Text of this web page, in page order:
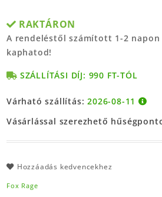
RAKTÁRON
A rendeléstől számított 1-2 napon
kaphatod!
SZÁLLÍTÁSI DÍJ: 990 FT-TÓL
Várható szállítás:2026-08-11
Vásárlással szerezhető
Hozzáadás kedvencekhez
Fox Rage